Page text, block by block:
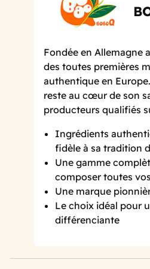
Fondée en Allemagne
des toutes premières
authentique en
reste au cœur de son
producteurs qualifiés
Ingrédients
fidèle à sa tradition
Une gamme
composer toutes
Une marque
Le choix idéal pour
différenciante